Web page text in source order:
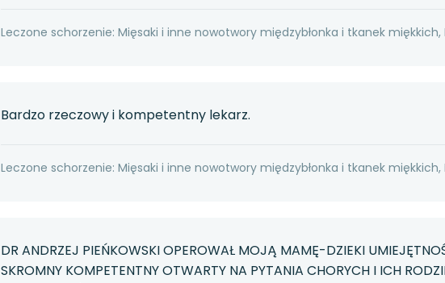
Leczone schorzenie: Mięsaki i inne nowotwory międzybłonka i tkanek
Bardzo rzeczowy i kompetentny lekarz.
Leczone schorzenie: Mięsaki i inne nowotwory międzybłonka i tkanek
DR ANDRZEJ PIEŃKOWSKI OPEROWAŁ MOJĄ MAMĘ-DZIEKI
SKROMNY KOMPETENTNY OTWARTY NA PYTANIA CHORYCH I ICH